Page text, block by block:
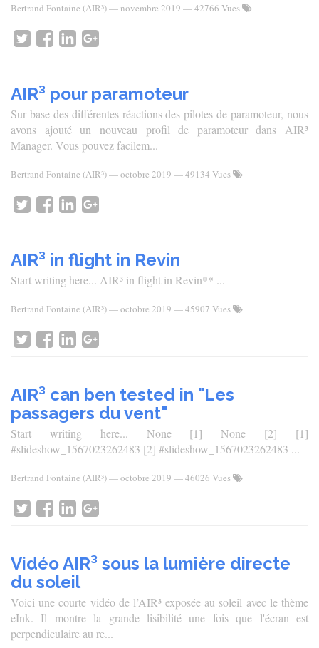
Bertrand Fontaine (AIR³)— novembre 2019 — 42766 Vues
AIR³ pour paramoteur
Sur base des différentes réactions des pilotes de paramoteur, nous
avons ajouté un nouveau profil de paramoteur dans AIR³
Manager. Vous pouvez facilem...
Bertrand Fontaine (AIR³)—octobre 2019 — 49134 Vues
AIR³ in flight in Revin
Start writing here... AIR³ in flight in Revin** ...
Bertrand Fontaine (AIR³)—octobre 2019 — 45907 Vues
AIR³ can ben tested in "Les
passagers du vent"
Start writing here... None [1] None [2] [1]
#slideshow_1567023262483 [2] #slideshow_1567023262483 ...
Bertrand Fontaine (AIR³)—octobre 2019 — 46026 Vues
Vidéo AIR³ sous la lumière directe
du soleil
Voici une courte vidéo de l’AIR³ exposée au soleil avec le thème
eInk. Il montre la grande lisibilité une fois que l'écran est
perpendiculaire au re...